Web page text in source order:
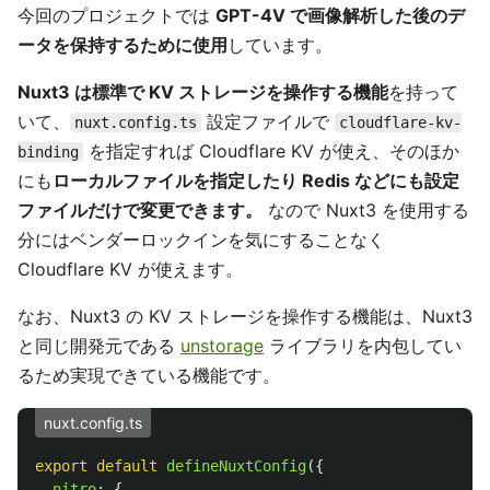
今回のプロジェクトでは GPT-4V で画像解析した後のデ
ータを保持するために使用 しています。
Nuxt3 は標準で KV ストレージを操作する機能を持って
いて、
nuxt.config.ts 設定ファイルで
cloudflare-kv-
binding
を指定すれば Cloudflare KV が使え、そのほか
にも ローカルファイルを指定したり Redis などにも設定
ファイルだけで変更できます。
なので Nuxt3 を使用する
分にはベンダーロックインを気にすることなく
Cloudflare KV が使えます。
なお、Nuxt3 の KV ストレージを操作する機能は、Nuxt3
と同じ開発元である unstorage ライブラリを内包してい
るため実現できている機能です。
nuxt.config.ts
export default defineNuxtConfig({